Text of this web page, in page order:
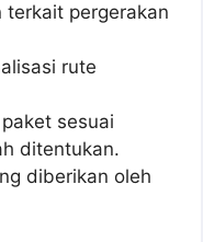
terkait pergerakan
rute
sesuai
ditentukan.
diberikan oleh